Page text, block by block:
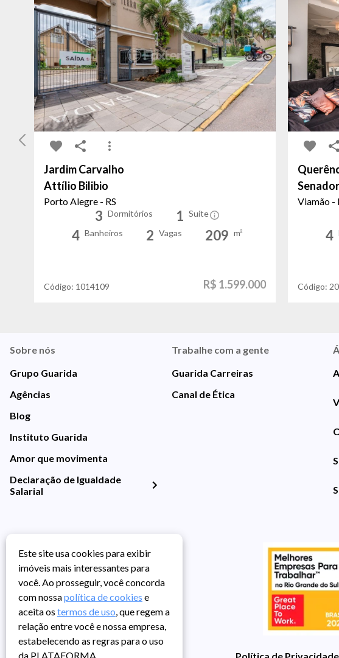
Jardim Carvalho
Attílio Bilibio
Porto Alegre - RS
3 Dormitórios 1 Suíte
4 Banheiros 2 Vagas 209 m²
Código: 1014109 R$ 1.599.000
Viamão -
4
Código:
Sobre nós
Grupo Guarida
Agências
Blog
Instituto Guarida
Amor que movimenta
Declaração de Igualdade
Salarial
Trabalhe com a gente
Guarida Carreiras
Canal de Ética
Política de Privacidade
Este site usa cookies para exibir
imóveis mais interessantes para
você. Ao prosseguir, você concorda
com nossapolítica de cookies e
aceita os termos de uso, que regem a
relação entre você e nossa empresa,
estabelecendo as regras para o uso
da PLATAFORMA.